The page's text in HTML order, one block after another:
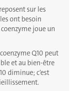
sur les
ont besoin
joue un
Q10 peut
et au bien-être
diminue; c’est